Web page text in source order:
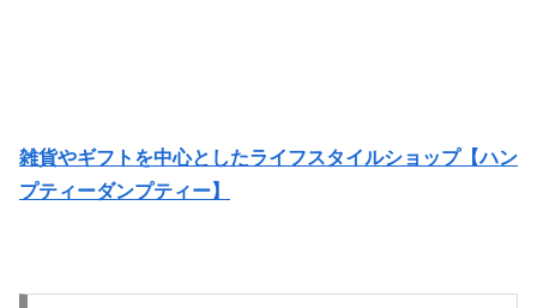
雑貨やギフトを中心としたライフスタイルショップ【ハン
プティーダンプティー】